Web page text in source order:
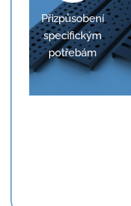
Přizpůsobení
specifickým
potřebám